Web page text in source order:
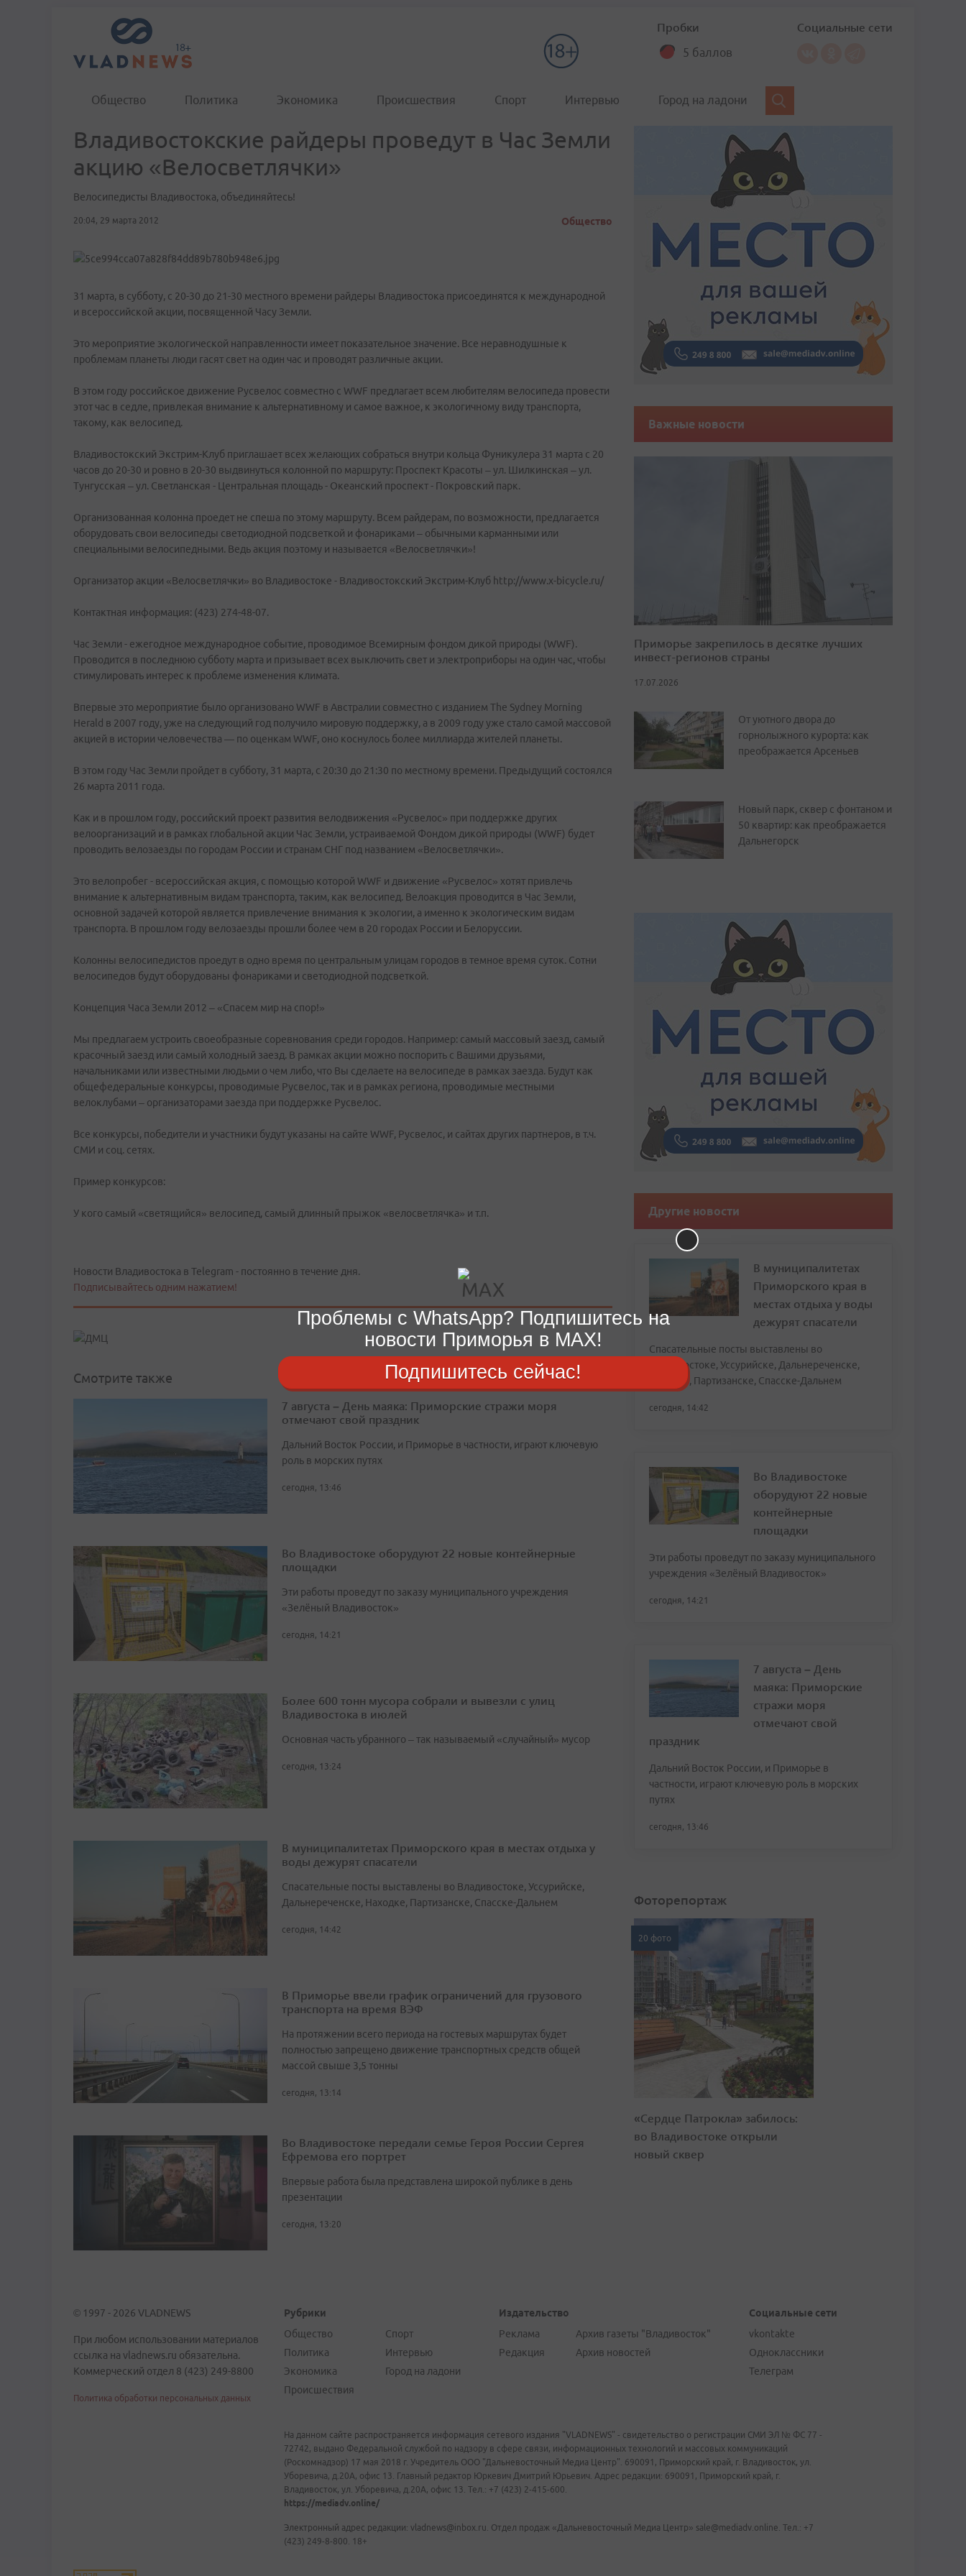
Пробки
5 баллов
Социальные сети
Общество Политика Экономика Происшествия Спорт Интервью Город на ладони
Владивостокские райдеры проведут в Час Земли
акцию «Велосветлячки»
Велосипедисты Владивостока, объединяйтесь!
20:04, 29 марта 2012 Общество
31 марта, в субботу, с 20-30 до 21-30 местного времени райдеры Владивостока присоединятся к международной
и всероссийской акции, посвященной Часу Земли.
Это мероприятие экологической направленности имеет показательное значение. Все неравнодушные к
проблемам планеты люди гасят свет на один час и проводят различные акции.
В этом году российское движение Русвелос совместно с WWF предлагает всем любителям велосипеда провести
этот час в седле, привлекая внимание к альтернативному и самое важное, к экологичному виду транспорта,
такому, как велосипед.
Владивостокский Экстрим-Клуб приглашает всех желающих собраться внутри кольца Фуникулера 31 марта с 20
часов до 20-30 и ровно в 20-30 выдвинуться колонной по маршруту: Проспект Красоты – ул. Шилкинская – ул.
Тунгусская – ул. Светланская - Центральная площадь - Океанский проспект - Покровский парк.
Организованная колонна проедет не спеша по этому маршруту. Всем райдерам, по возможности, предлагается
оборудовать свои велосипеды светодиодной подсветкой и фонариками – обычными карманными или
специальными велосипедными. Ведь акция поэтому и называется «Велосветлячки»!
Организатор акции «Велосветлячки» во Владивостоке - Владивостокский Экстрим-Клуб http://www.x-bicycle.ru/
Контактная информация: (423) 274-48-07.
Час Земли - ежегодное международное событие, проводимое Всемирным фондом дикой природы (WWF).
Проводится в последнюю субботу марта и призывает всех выключить свет и электроприборы на один час, чтобы
стимулировать интерес к проблеме изменения климата.
Впервые это мероприятие было организовано WWF в Австралии совместно с изданием The Sydney Morning
Herald в 2007 году, уже на следующий год получило мировую поддержку, а в 2009 году уже стало самой массовой
акцией в истории человечества — по оценкам WWF, оно коснулось более миллиарда жителей планеты.
В этом году Час Земли пройдет в субботу, 31 марта, с 20:30 до 21:30 по местному времени. Предыдущий состоялся
26 марта 2011 года.
Как и в прошлом году, российский проект развития велодвижения «Русвелос» при поддержке других
велоорганизаций и в рамках глобальной акции Час Земли, устраиваемой Фондом дикой природы (WWF) будет
проводить велозаезды по городам России и странам СНГ под названием «Велосветлячки».
Это велопробег - всероссийская акция, с помощью которой WWF и движение «Русвелос» хотят привлечь
внимание к альтернативным видам транспорта, таким, как велосипед. Велоакция проводится в Час Земли,
основной задачей которой является привлечение внимания к экологии, а именно к экологическим видам
транспорта. В прошлом году велозаезды прошли более чем в 20 городах России и Белоруссии.
Колонны велосипедистов проедут в одно время по центральным улицам городов в темное время суток. Сотни
велосипедов будут оборудованы фонариками и светодиодной подсветкой.
Концепция Часа Земли 2012 – «Спасем мир на спор!»
Мы предлагаем устроить своеобразные соревнования среди городов. Например: самый массовый заезд, самый
красочный заезд или самый холодный заезд. В рамках акции можно поспорить с Вашими друзьями,
начальниками или известными людьми о чем либо, что Вы сделаете на велосипеде в рамках заезда. Будут как
общефедеральные конкурсы, проводимые Русвелос, так и в рамках региона, проводимые местными
велоклубами – организаторами заезда при поддержке Русвелос.
Все конкурсы, победители и участники будут указаны на сайте WWF, Русвелос, и сайтах других партнеров, в т.ч.
СМИ и соц. сетях.
Пример конкурсов:
У кого самый «светящийся» велосипед, самый длинный прыжок «велосветлячка» и т.п.
Новости Владивостока в Telegram - постоянно в течение дня.
Подписывайтесь одним нажатием!
Смотрите также
7 августа – День маяка: Приморские стражи моря
отмечают свой праздник
Дальний Восток России, и Приморье в частности, играют ключевую
роль в морских путях
сегодня, 13:46
Во Владивостоке оборудуют 22 новые контейнерные
площадки
Эти работы проведут по заказу муниципального учреждения
«Зелёный Владивосток»
сегодня, 14:21
Более 600 тонн мусора собрали и вывезли с улиц
Владивостока в июлей
Основная часть убранного – так называемый «случайный» мусор
сегодня, 13:24
В муниципалитетах Приморского края в местах отдыха у
воды дежурят спасатели
Спасательные посты выставлены во Владивостоке, Уссурийске,
Дальнереченске, Находке, Партизанске, Спасске-Дальнем
сегодня, 14:42
В Приморье ввели график ограничений для грузового
транспорта на время ВЭФ
На протяжении всего периода на гостевых маршрутах будет
полностью запрещено движение транспортных средств общей
массой свыше 3,5 тонны
сегодня, 13:14
Во Владивостоке передали семье Героя России Сергея
Ефремова его портрет
Впервые работа была представлена широкой публике в день
презентации
сегодня, 13:20
Важные новости
Приморье закрепилось в десятке лучших
инвест-регионов страны
17.07.2026
От уютного двора до
горнолыжного курорта: как
преображается Арсеньев
Новый парк, сквер с фонтаном и
50 квартир: как преображается
Дальнегорск
Другие новости
В муниципалитетах
Приморского края в
местах отдыха у воды
дежурят спасатели
Спасательные посты выставлены во
Владивостоке, Уссурийске, Дальнереченске,
Находке, Партизанске, Спасске-Дальнем
сегодня, 14:42
Во Владивостоке
оборудуют 22 новые
контейнерные
площадки
Эти работы проведут по заказу муниципального
учреждения «Зелёный Владивосток»
сегодня, 14:21
7 августа – День
маяка: Приморские
стражи моря
отмечают свой
праздник
Дальний Восток России, и Приморье в
частности, играют ключевую роль в морских
путях
сегодня, 13:46
Фоторепортаж
20 фото
«Сердце Патрокла» забилось:
во Владивостоке открыли
новый сквер
© 1997 - 2026 VLADNEWS
При любом использовании материалов
ссылка на vladnews.ru обязательна.
Коммерческий отдел 8 (423) 249-8800
Политика обработки персональных данных
Рубрики
Общество
Политика
Экономика
Происшествия
Спорт
Интервью
Город на ладони
Издательство
Реклама
Редакция
Архив газеты "Владивосток"
Архив новостей
Социальные сети
vkontakte
Одноклассники
Телеграм
На данном сайте распространяется информация сетевого издания "VLADNEWS" - свидетельство о регистрации СМИ ЭЛ № ФС 77 -
72742, выдано Федеральной службой по надзору в сфере связи, информационных технологий и массовых коммуникаций
(Роскомнадзор) 17 мая 2018 г. Учредитель ООО "Дальневосточный Медиа Центр". 690091, Приморский край, г. Владивосток, ул.
Уборевича, д.20А, офис 13. Главный редактор Юркевич Дмитрий Юрьевич. Адрес редакции: 690091, Приморский край, г.
Владивосток, ул. Уборевича, д.20А, офис 13. Тел.: +7 (423) 2-415-600.
https://mediadv.online/
Электронный адрес редакции: vladnews@inbox.ru. Отдел продаж «Дальневосточный Медиа Центр» sale@mediadv.online. Тел.: +7
(423) 249-8-800. 18+
Проблемы с WhatsApp? Подпишитесь на
новости Приморья в MAX!
Подпишитесь сейчас!